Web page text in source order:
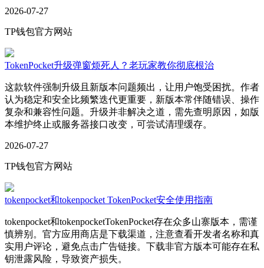
2026-07-27
TP钱包官方网站
TokenPocket升级弹窗烦死人？老玩家教你彻底根治
这款软件强制升级且新版本问题频出，让用户饱受困扰。作者
认为稳定和安全比频繁迭代更重要，新版本常伴随错误、操作
复杂和兼容性问题。升级并非解决之道，需先查明原因，如版
本维护终止或服务器接口改变，可尝试清理缓存。
2026-07-27
TP钱包官方网站
tokenpocket和tokenpocket TokenPocket安全使用指南
tokenpocket和tokenpocketTokenPocket存在众多山寨版本，需谨
慎辨别。官方应用商店是下载渠道，注意查看开发者名称和真
实用户评论，避免点击广告链接。下载非官方版本可能存在私
钥泄露风险，导致资产损失。